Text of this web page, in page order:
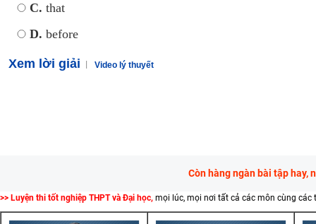
C. that
D. before
Xem lời giải Video lý thuyết
Còn hàng ngàn bài tập hay,
>> Luyện thi tốt nghiệp THPT và Đại học, mọi lúc, mọi nơi tất cả các môn cùng các